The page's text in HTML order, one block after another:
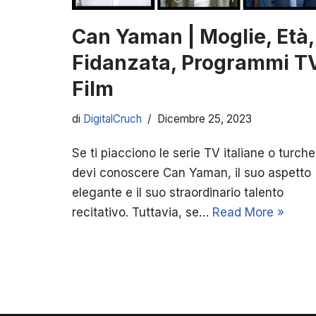
Can Yaman | Moglie, Età,
Fidanzata, Programmi
Film
di DigitalCruch Dicembre 25, 2023
Se ti piacciono le serie TV italiane o
devi conoscere Can Yaman, il suo aspetto
elegante e il suo straordinario talento
recitativo. Tuttavia, se… Read More »